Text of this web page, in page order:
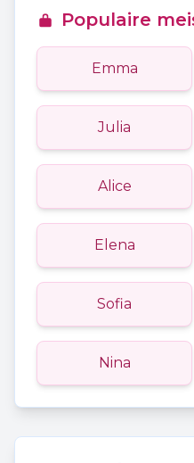
Populaire
Emma
Julia
Alice
Elena
Sofia
Nina